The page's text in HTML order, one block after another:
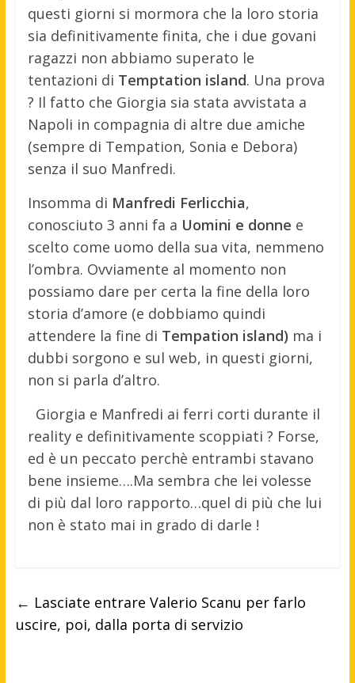
questi giorni si mormora che la loro storia
sia definitivamente finita, che i due govani
ragazzi non abbiamo superato le
tentazioni di Temptation island. Una prova
? Il fatto che Giorgia sia stata avvistata a
Napoli in compagnia di altre due amiche
(sempre di Tempation, Sonia e Debora)
senza il suo Manfredi.
Insomma di Manfredi Ferlicchia,
conosciuto 3 anni fa a Uomini e donne e
scelto come uomo della sua vita, nemmeno
l’ombra. Ovviamente al momento non
possiamo dare per certa la fine della loro
storia d’amore (e dobbiamo quindi
attendere la fine di Tempation island) ma i
dubbi sorgono e sul web, in questi giorni,
non si parla d’altro.
Giorgia e Manfredi ai ferri corti durante il
reality e definitivamente scoppiati ? Forse,
ed è un peccato perchè entrambi stavano
bene insieme….Ma sembra che lei volesse
di più dal loro rapporto…quel di più che lui
non è stato mai in grado di darle !
← Lasciate entrare Valerio Scanu per farlo
uscire, poi, dalla porta di servizio